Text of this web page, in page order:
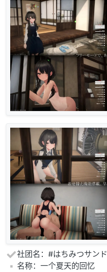
社团名：#はちみつサンド
️名称：一个夏天的回忆